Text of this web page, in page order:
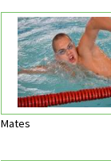
Mates